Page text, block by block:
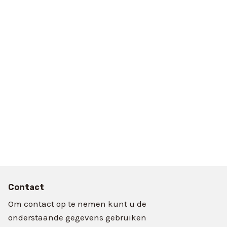
Contact
Om contact op te nemen kunt u de
onderstaande gegevens gebruiken